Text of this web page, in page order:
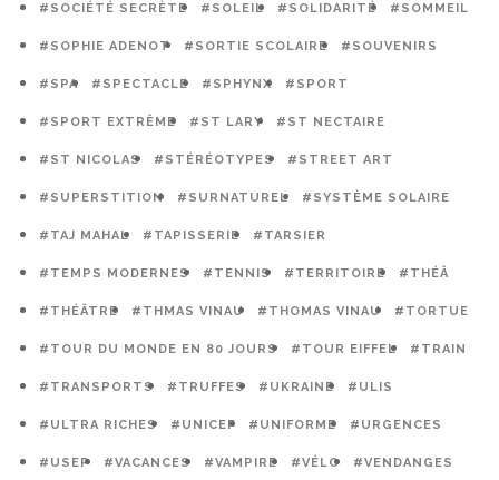
#SOCIÉTÉ SECRÈTE #SOLEIL #SOLIDARITÉ #SOMMEIL
#SOPHIE ADENOT #SORTIE SCOLAIRE #SOUVENIRS
#SPA #SPECTACLE #SPHYNX #SPORT
#SPORT EXTRÊME #ST LARY #ST NECTAIRE
#ST NICOLAS #STÉRÉOTYPES #STREET ART
#SUPERSTITION #SURNATUREL #SYSTÈME SOLAIRE
#TAJ MAHAL #TAPISSERIE #TARSIER
#TEMPS MODERNES #TENNIS #TERRITOIRE #THÉÂ
#THÉÂTRE #THMAS VINAU #THOMAS VINAU #TORTUE
#TOUR DU MONDE EN 80 JOURS #TOUR EIFFEL #TRAIN
#TRANSPORTS #TRUFFES #UKRAINE #ULIS
#ULTRA RICHES #UNICEF #UNIFORME #URGENCES
#USEP #VACANCES #VAMPIRE #VÉLO #VENDANGES